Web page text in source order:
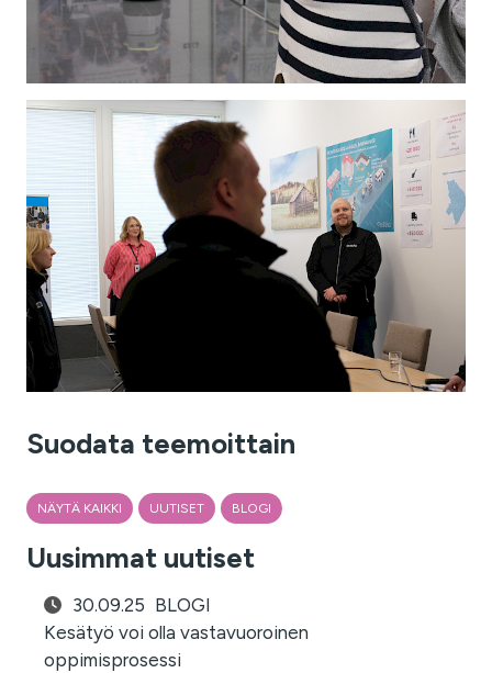
Suodata teemoittain
NÄYTÄ KAIKKI UUTISET BLOGI
Uusimmat uutiset
30.09.25 BLOGI
Kesätyö voi olla vastavuoroinen
oppimisprosessi